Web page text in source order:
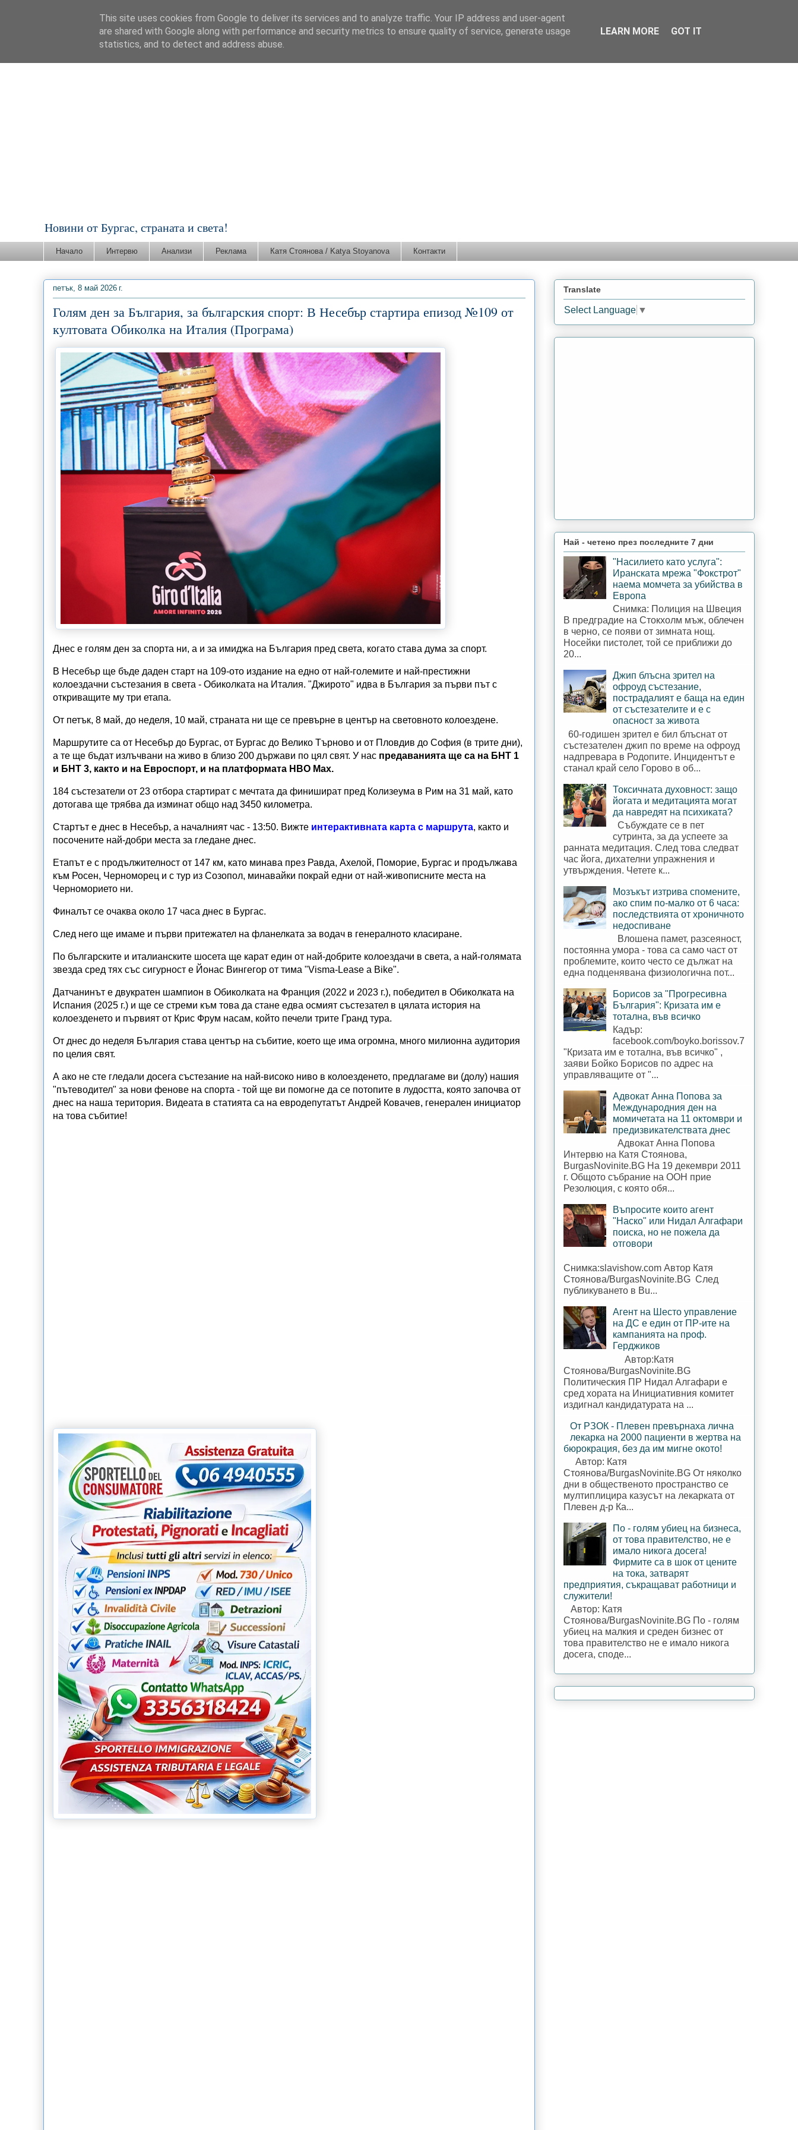
Новини от Бургас, страната и света!
Начало Интервю Анализи Реклама Катя Стоянова / Katya Stoyanova Контакти
петък, 8 май 2026 г.
Голям ден за България, за българския спорт: В Несебър стартира епизод №109 от
култовата Обиколка на Италия (Програма)
Днес е голям ден за спорта ни, а и за имиджа на България пред света, когато става дума за спорт.
В Несебър ще бъде даден старт на 109-ото издание на едно от най-големите и най-престижни
колоездачни състезания в света - Обиколката на Италия. "Джирото" идва в България за първи път с
откриващите му три етапа.
От петък, 8 май, до неделя, 10 май, страната ни ще се превърне в център на световното колоездене.
Маршрутите са от Несебър до Бургас, от Бургас до Велико Търново и от Пловдив до София (в трите дни),
а те ще бъдат излъчвани на живо в близо 200 държави по цял свят. У нас предаванията ще са на БНТ 1
и БНТ 3, както и на Евроспорт, и на платформата HBO Max.
184 състезатели от 23 отбора стартират с мечтата да финишират пред Колизеума в Рим на 31 май, като
дотогава ще трябва да изминат общо над 3450 километра.
Стартът е днес в Несебър, а началният час - 13:50. Вижте интерактивната карта с маршрута, както и
посочените най-добри места за гледане днес.
Етапът е с продължителност от 147 км, като минава през Равда, Ахелой, Поморие, Бургас и продължава
към Росен, Черноморец и с тур из Созопол, минавайки покрай едни от най-живописните места на
Черноморието ни.
Финалът се очаква около 17 часа днес в Бургас.
След него ще имаме и първи притежател на фланелката за водач в генералното класиране.
По българските и италианските шосета ще карат един от най-добрите колоездачи в света, а най-голямата
звезда сред тях със сигурност е Йонас Вингегор от тима "Visma-Lease a Bike".
Датчанинът е двукратен шампион в Обиколката на Франция (2022 и 2023 г.), победител в Обиколката на
Испания (2025 г.) и ще се стреми към това да стане едва осмият състезател в цялата история на
колоезденето и първият от Крис Фрум насам, който печели трите Гранд тура.
От днес до неделя България става център на събитие, което ще има огромна, много милионна аудитория
по целия свят.
А ако не сте гледали досега състезание на най-високо ниво в колоезденето, предлагаме ви (долу) нашия
"пътеводител" за нови фенове на спорта - той ще ви помогне да се потопите в лудостта, която започва от
днес на наша територия. Видеата в статията са на евродепутатът Андрей Ковачев, генерален инициатор
на това събитие!
Translate
Select Language ▼
Най - четено през последните 7 дни
"Насилието като услуга":
Иранската мрежа "Фокстрот"
наема момчета за убийства в
Европа
Снимка: Полиция на Швеция
В предградие на Стокхолм мъж, облечен
в черно, се появи от зимната нощ.
Носейки пистолет, той се приближи до
20...
Джип блъсна зрител на
офроуд състезание,
пострадалият е баща на един
от състезателите и е с
опасност за живота
60-годишен зрител е бил блъснат от
състезателен джип по време на офроуд
надпревара в Родопите. Инцидентът е
станал край село Горово в об...
Токсичната духовност: защо
йогата и медитацията могат
да навредят на психиката?
Събуждате се в пет
сутринта, за да успеете за
ранната медитация. След това следват
час йога, дихателни упражнения и
утвърждения. Четете к...
Мозъкът изтрива спомените,
ако спим по-малко от 6 часа:
последствията от хроничното
недоспиване
Влошена памет, разсеяност,
постоянна умора - това са само част от
проблемите, които често се дължат на
една подценявана физиологична пот...
Борисов за "Прогресивна
България": Кризата им е
тотална, във всичко
Кадър:
facebook.com/boyko.borissov.7
"Кризата им е тотална, във всичко" ,
заяви Бойко Борисов по адрес на
управляващите от "...
Адвокат Анна Попова за
Международния ден на
момичетата на 11 октомври и
предизвикателствата днес
Адвокат Анна Попова
Интервю на Катя Стоянова,
BurgasNovinite.BG На 19 декември 2011
г. Общото събрание на ООН прие
Резолюция, с която обя...
Въпросите които агент
"Наско" или Нидал Алгафари
поиска, но не пожела да
отговори
Снимка:slavishow.com Автор Катя
Стоянова/BurgasNovinite.BG След
публикуването в Bu...
Агент на Шесто управление
на ДС е един от ПР-ите на
кампанията на проф.
Герджиков
Автор:Катя
Стоянова/BurgasNovinite.BG
Политическия ПР Нидал Алгафари е
сред хората на Инициативния комитет
издигнал кандидатурата на ...
От РЗОК - Плевен превърнаха лична
лекарка на 2000 пациенти в жертва на
бюрокрация, без да им мигне окото!
Автор: Катя
Стоянова/BurgasNovinite.BG От няколко
дни в общественото пространство се
мултиплицира казусът на лекарката от
Плевен д-р Ка...
По - голям убиец на бизнеса,
от това правителство, не е
имало никога досега!
Фирмите са в шок от цените
на тока, затварят
предприятия, съкращават работници и
служители!
Автор: Катя
Стоянова/BurgasNovinite.BG По - голям
убиец на малкия и среден бизнес от
това правителство не е имало никога
досега, споде...
This site uses cookies from Google to deliver its services and to analyze traffic. Your IP address and user-agent
are shared with Google along with performance and security metrics to ensure quality of service, generate usage
statistics, and to detect and address abuse.
LEARN MORE GOT IT